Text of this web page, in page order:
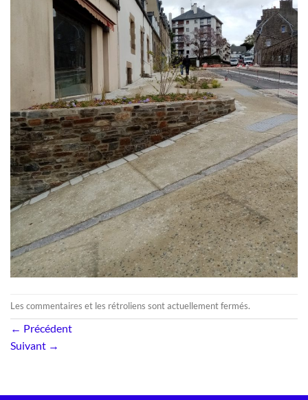
Les commentaires et les rétroliens sont actuellement fermés.
← Précédent
Suivant →